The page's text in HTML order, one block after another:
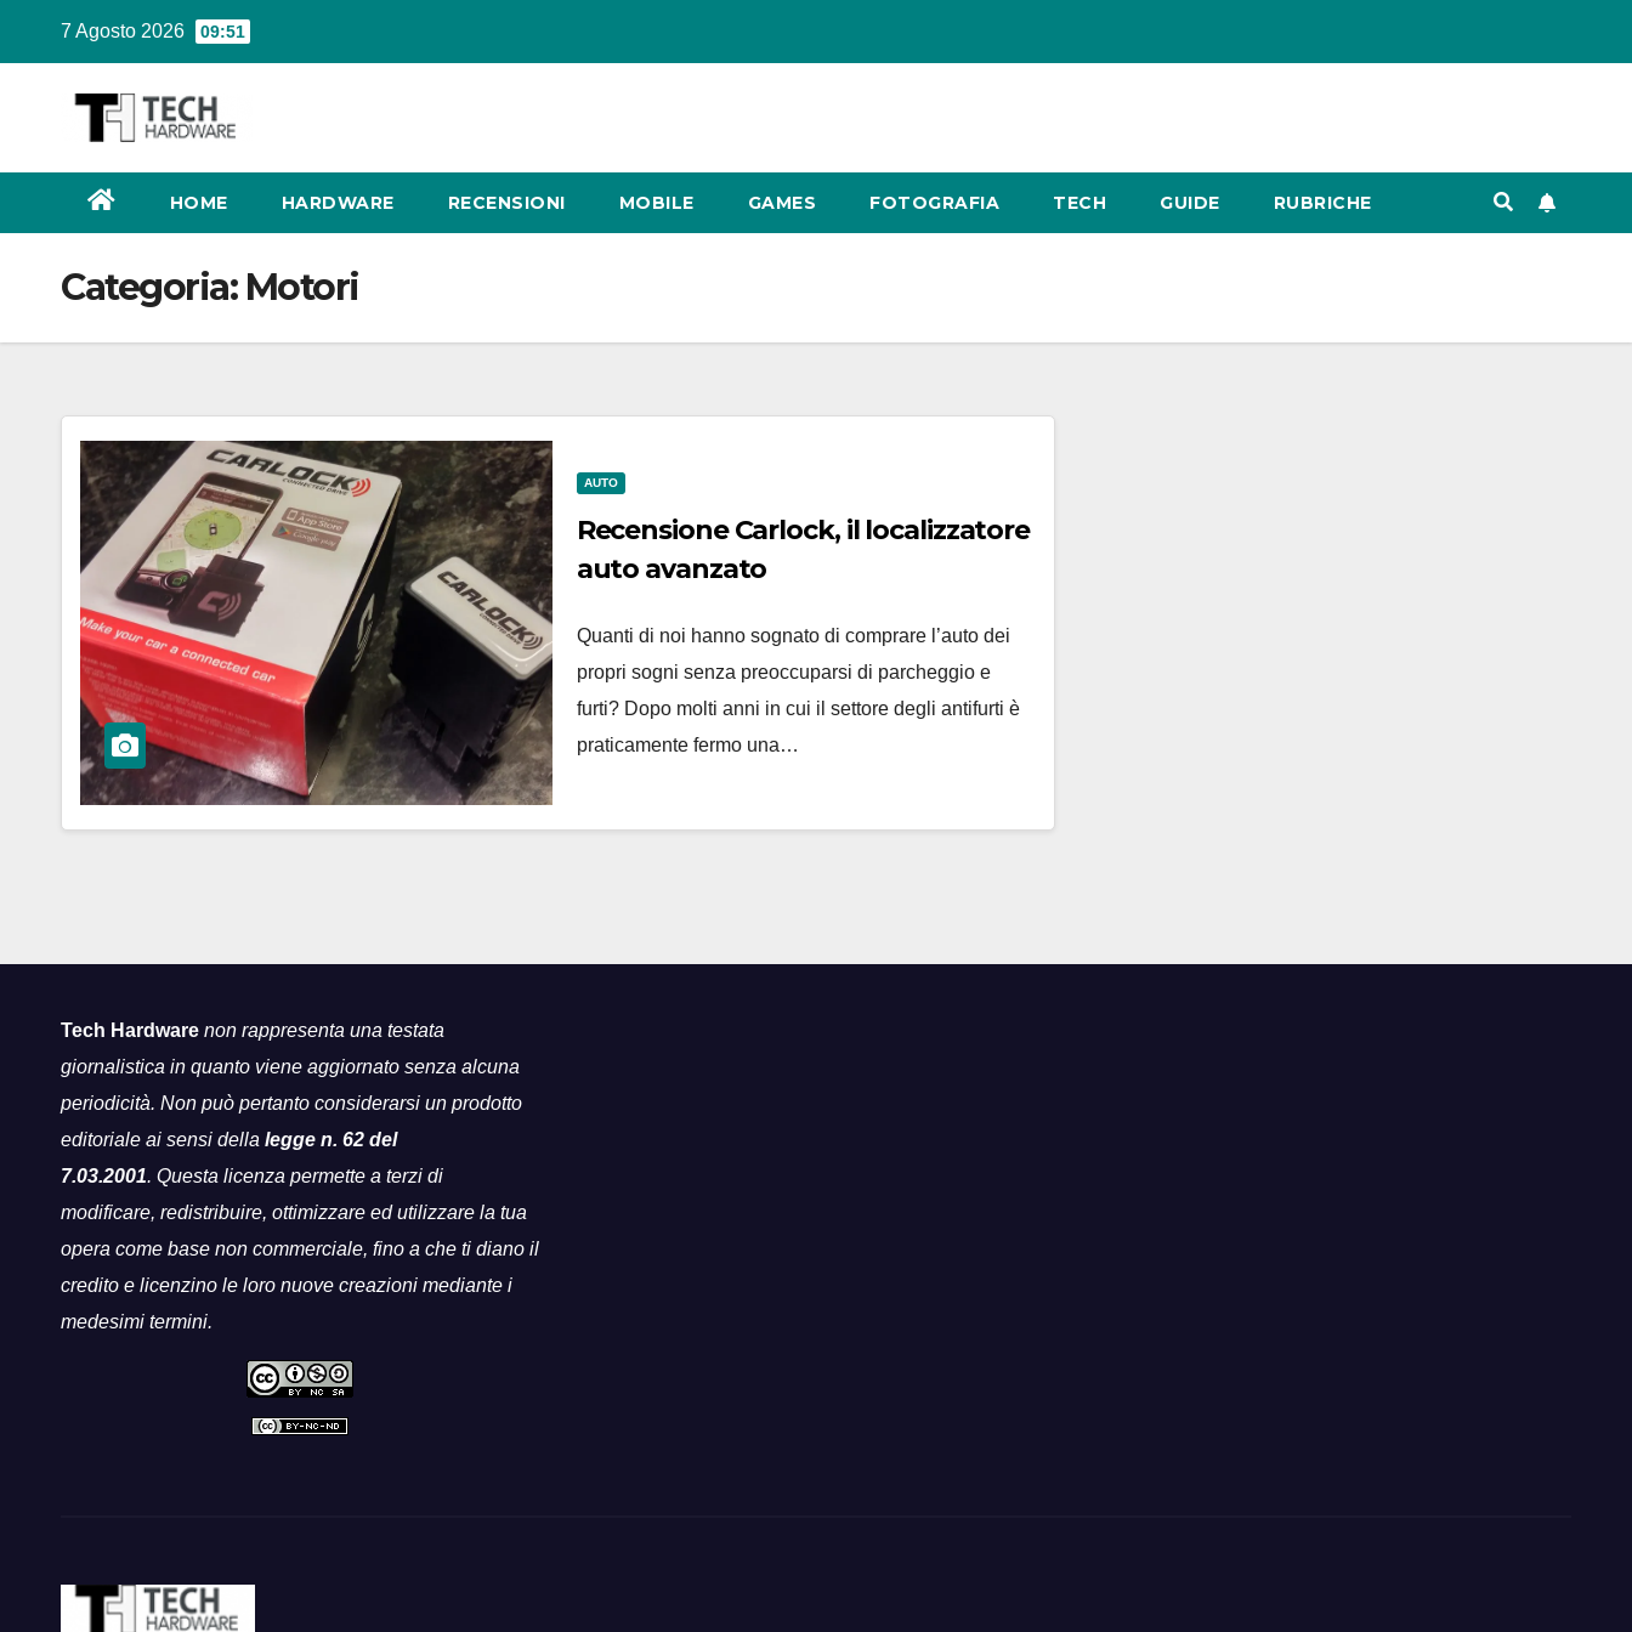
contenuto
7 Agosto 2026 09:51
HOME HARDWARE RECENSIONI MOBILE GAMES FOTOGRAFIA TECH GUIDE RUBRICHE
Categoria: Motori
AUTO
Recensione Carlock, il localizzatore
auto avanzato
Quanti di noi hanno sognato di comprare l’auto dei
propri sogni senza preoccuparsi di parcheggio e
furti? Dopo molti anni in cui il settore degli antifurti è
praticamente fermo una…
Tech Hardware non rappresenta una testata
giornalistica in quanto viene aggiornato senza alcuna
periodicità. Non può pertanto considerarsi un prodotto
editoriale ai sensi della legge n. 62 del
7.03.2001. Questa licenza permette a terzi di
modificare, redistribuire, ottimizzare ed utilizzare la tua
opera come base non commerciale, fino a che ti diano il
credito e licenzino le loro nuove creazioni mediante i
medesimi termini.